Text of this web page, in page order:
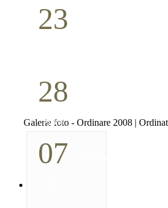
23
28
Aprilie
07
Galerie foto - Ordinare 2008 |